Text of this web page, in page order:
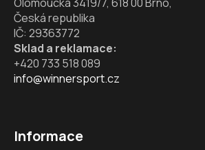
Česká republika
IČ: 29363772
Sklad a reklamace:
+420 733 518 089
info@winnersport.cz
Informace